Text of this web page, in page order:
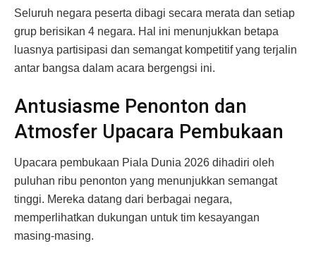
Seluruh negara peserta dibagi secara merata dan setiap
grup berisikan 4 negara. Hal ini menunjukkan betapa
luasnya partisipasi dan semangat kompetitif yang terjalin
antar bangsa dalam acara bergengsi ini.
Antusiasme Penonton dan
Atmosfer Upacara Pembukaan
Upacara pembukaan Piala Dunia 2026 dihadiri oleh
puluhan ribu penonton yang menunjukkan semangat
tinggi. Mereka datang dari berbagai negara,
memperlihatkan dukungan untuk tim kesayangan
masing-masing.